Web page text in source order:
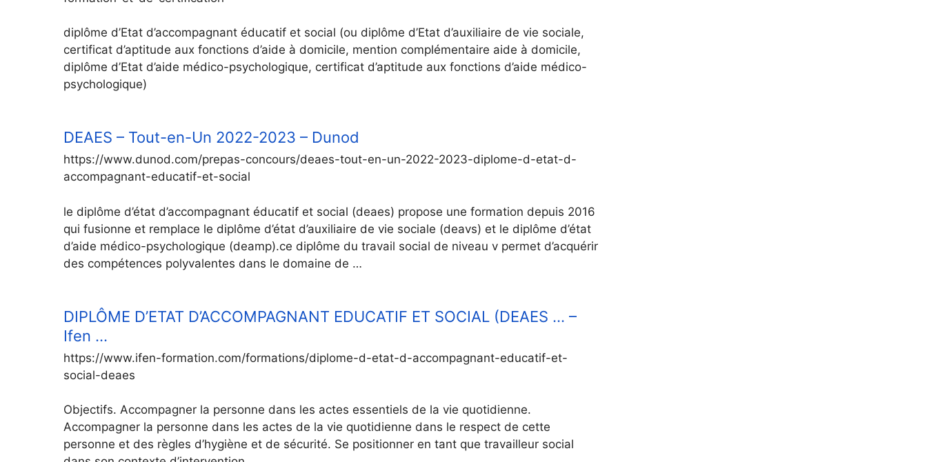
diplôme d’Etat d’accompagnant éducatif et social (ou diplôme d’Etat d’auxiliaire de vie sociale,
certificat d’aptitude aux fonctions d’aide à domicile, mention complémentaire aide à domicile,
diplôme d’Etat d’aide médico-psychologique, certificat d’aptitude aux fonctions d’aide médico-
psychologique)
DEAES – Tout-en-Un 2022-2023 – Dunod
https://www.dunod.com/prepas-concours/deaes-tout-en-un-2022-2023-diplome-d-etat-d-
accompagnant-educatif-et-social
le diplôme d’état d’accompagnant éducatif et social (deaes) propose une formation depuis 2016
qui fusionne et remplace le diplôme d’état d’auxiliaire de vie sociale (deavs) et le diplôme d’état
d’aide médico-psychologique (deamp).ce diplôme du travail social de niveau v permet d’acquérir
des compétences polyvalentes dans le domaine de …
DIPLÔME D’ETAT D’ACCOMPAGNANT EDUCATIF ET SOCIAL (DEAES … –
Ifen …
https://www.ifen-formation.com/formations/diplome-d-etat-d-accompagnant-educatif-et-
social-deaes
Objectifs. Accompagner la personne dans les actes essentiels de la vie quotidienne.
Accompagner la personne dans les actes de la vie quotidienne dans le respect de cette
personne et des règles d’hygiène et de sécurité. Se positionner en tant que travailleur social